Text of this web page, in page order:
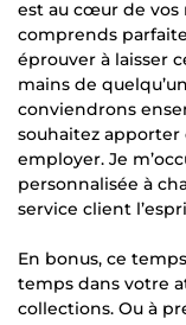
est au cœur de vos
comprends
éprouver à laisser
mains de
conviendrons
souhaitez apporter
employer. Je
personnalisée à
service client
En bonus, ce
temps dans votre
collections. Ou à